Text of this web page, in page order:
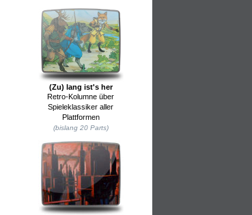
(Zu) lang ist's her
Retro-Kolumne über
Spieleklassiker aller
Plattformen
(bislang 20 Parts)